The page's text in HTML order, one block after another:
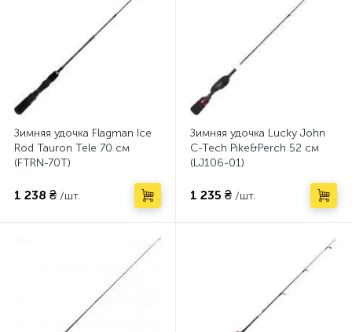
Зимняя удочка Flagman Ice
Rod Tauron Tele 70 см
(FTRN-70T)
1 238 ₴ /шт.
Зимняя удочка Lucky John
C-Tech Pike&Perch 52 см
(LJ106-01)
1 235 ₴ /шт.